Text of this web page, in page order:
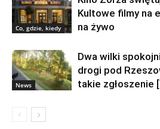
Co, gdzie, kiedy
Kultowe filmy na
na żywo
News
Dwa wilki
drogi pod
takie zgłoszenie